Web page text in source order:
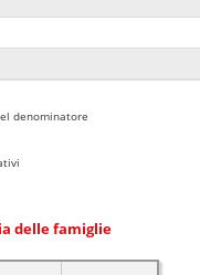
denominatore
delle famiglie